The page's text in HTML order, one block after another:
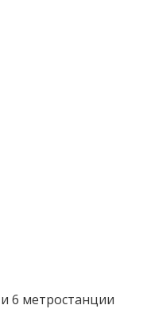
6 метростанции